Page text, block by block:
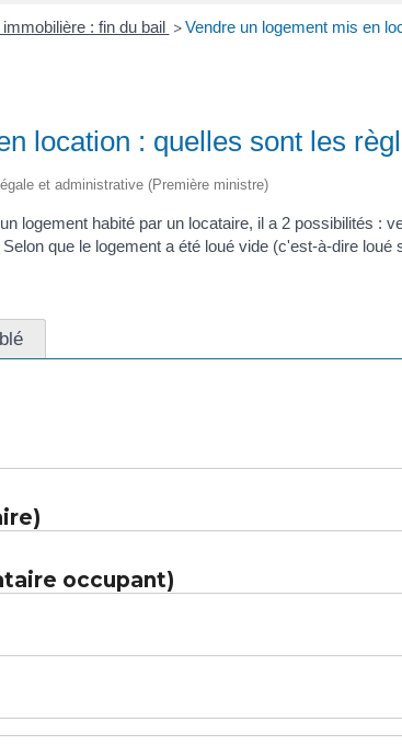
: fin du bail > Vendre un logement mis en
location : quelles sont les
et administrative (Première ministre)
logement habité par un locataire, il a 2 possibilités :
que le logement a été loué vide (c'est-à-dire
occupant)